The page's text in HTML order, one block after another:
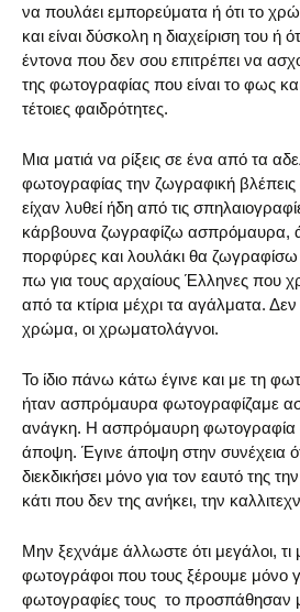
να πουλάει εμπορεύματα ή ότι το
και είναι δύσκολη η διαχείριση του ή
έντονα που δεν σου επιτρέπει να
της φωτογραφίας που είναι το φως
τέτοιες φαιδρότητες.
Μια ματιά να ρίξεις σε ένα από τα
φωτογραφίας την ζωγραφική βλέπεις
είχαν λυθεί ήδη από τις
κάρβουνα ζωγραφίζω ασπρόμαυρα,
πορφύρες και λουλάκι θα
πω για τους αρχαίους Έλληνες που
από τα κτίρια μέχρι τα αγάλματα.
χρώμα, οι χρωματολάγνοι.
Το ίδιο πάνω κάτω έγινε και με τη
ήταν ασπρόμαυρα φωτογραφίζαμε
ανάγκη. Η ασπρόμαυρη φωτογραφία
άποψη. Έγινε άποψη στην συνέχεια
διεκδικήσει μόνο για τον εαυτό της
κάτι που δεν της ανήκει, την
Μην ξεχνάμε άλλωστε ότι μεγάλοι, τι
φωτογράφοι που τους ξέρουμε μόνο
φωτογραφίες τους το προσπάθησαν